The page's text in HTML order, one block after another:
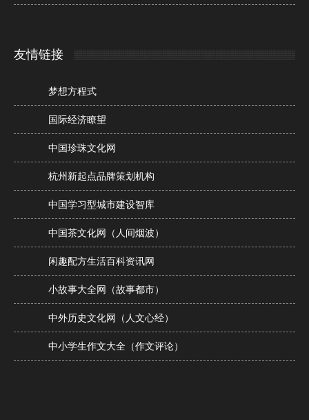
友情链接
梦想方程式
国际经济瞭望
中国珍珠文化网
杭州新起点品牌策划机构
中国学习型城市建设智库
中国茶文化网（人间烟波）
闲趣配方生活百科资讯网
小故事大全网（故事都市）
中外历史文化网（人文心经）
中小学生作文大全（作文评论）